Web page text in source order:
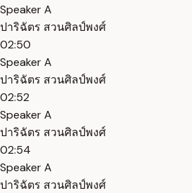
Speaker A
ปาริฉัตร สวนศิลป์พงศ์
02:50
Speaker A
ปาริฉัตร สวนศิลป์พงศ์
02:52
Speaker A
ปาริฉัตร สวนศิลป์พงศ์
02:54
Speaker A
ปาริฉัตร สวนศิลป์พงศ์